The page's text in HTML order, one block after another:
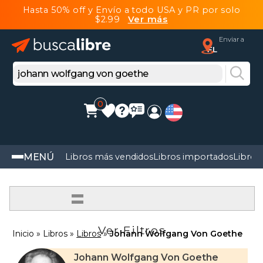
Hasta 50% off y Envío a todo USA y PR por solo
$2.99 Ver más
Enviar a
FL
0
MENÚ Libros más vendidosLibros importadosLibros
=
Ver Filtros
Inicio Libros Libros Johann Wolfgang Von Goethe
Johann Wolfgang Von Goethe